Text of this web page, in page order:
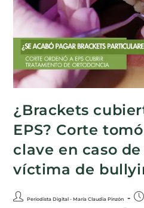
¿Brackets
EPS? Corte
clave en caso
víctima de
Periodista Digital - María Claudia Pinzón